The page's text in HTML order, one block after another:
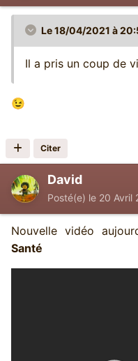
Le 18/04/2021 à
Il a pris un coup de
😉
Citer
David
Posté(e) le 20 Avril
Nouvelle vidéo
Santé